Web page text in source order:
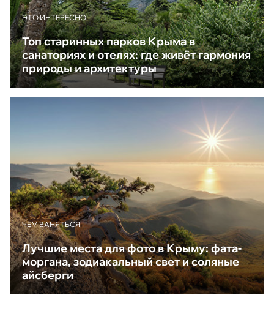
ЭТО ИНТЕРЕСНО
Топ старинных парков Крыма в
санаториях и отелях: где живёт гармония
природы и архитектуры
ЧЕМ ЗАНЯТЬСЯ
Лучшие места для фото в Крыму: фата-
моргана, зодиакальный свет и соляные
айсберги